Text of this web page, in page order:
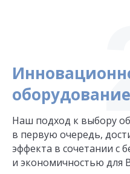
оборудование
Наш подход к выбору
в первую очередь,
эффекта в сочетании с
и экономичностью для